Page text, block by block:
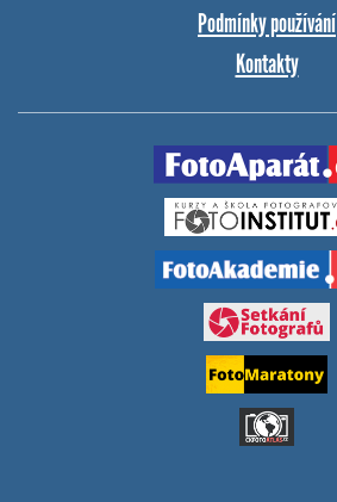
Podmínky používání
Kontakty